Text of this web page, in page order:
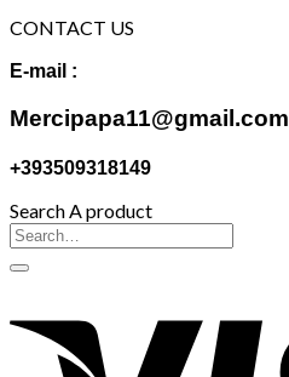
CONTACT US
E-mail :
Mercipapa11@gmail.com
+393509318149
Search A product